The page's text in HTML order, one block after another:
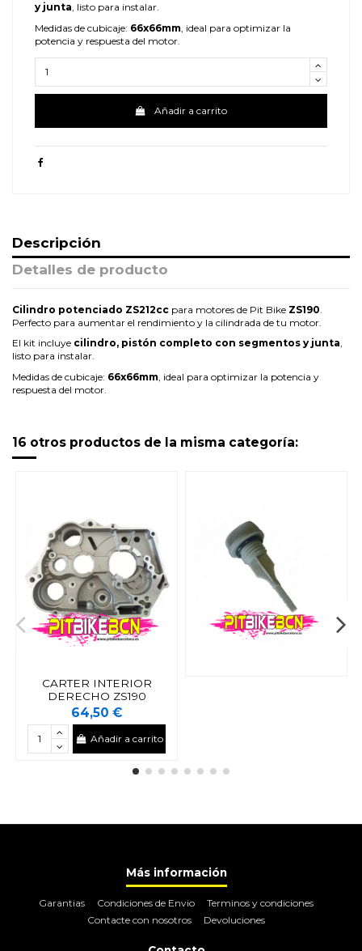
y junta , listo para instalar.
Medidas de cubicaje: 66x66mm , ideal para optimizar la
potencia y respuesta del motor.
Añadir a carrito
Descripción
Detalles de producto
Cilindro potenciado ZS212cc para motores de Pit Bike ZS190
Perfecto para aumentar el rendimiento y la cilindrada de tu motor.
El kit incluye cilindro, pistón completo con segmentos y junta,
listo para instalar.
Medidas de cubicaje: 66x66mm, ideal para optimizar la potencia y
respuesta del motor.
16 otros productos de la misma categoría:
CARTER INTERIOR
DERECHO ZS190
64,50 €
Añadir a carrito
Más información
Garantias Condiciones de Envio
Terminos y condiciones
Contacte con nosotros
Devoluciones